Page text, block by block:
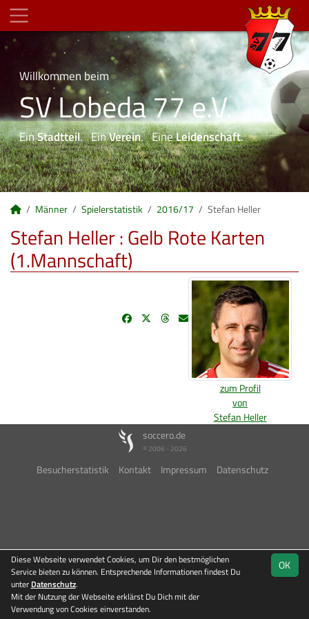
Willkommen beim
SV Lobeda 77 e.V.
EinStadtteil. EinVerein. EineLeidenschaft.
Männer Spielerstatistik 2016/17 Stefan Heller
Stefan Heller : Gelb Rote Karten
(1.Mannschaft)
zum Profil
von
Stefan Heller
soccero.de
© 2006 - 2026
Besucherstatistik Kontakt Impressum Datenschutz
OK
Diese Webseite verwendet Cookies, um Dir den bestmöglichen
Service bieten zu können. Entsprechende Informationen findest Du
unter Datenschutz.
Mit der Nutzung der Webseite erklärst Du Dich mit der
Verwendung von Cookies einverstanden.